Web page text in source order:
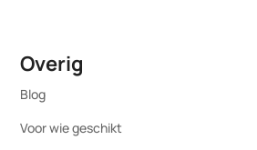
Overig
Blog
Voor wie geschikt